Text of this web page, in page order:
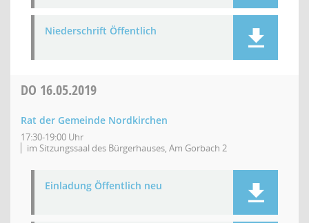
Niederschrift Öffentlich
DO 16.05.2019
Rat der Gemeinde Nordkirchen
17:30-19:00 Uhr
im Sitzungssaal des Bürgerhauses, Am Gorbach 2
Einladung Öffentlich neu